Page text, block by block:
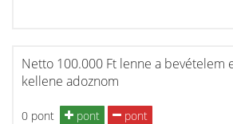
Netto 100.000 Ft lenne a bevételem
kellene adoznom
0 pont pont pont